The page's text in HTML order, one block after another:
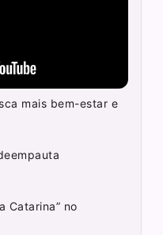
mais bem-estar e
Catarina” no